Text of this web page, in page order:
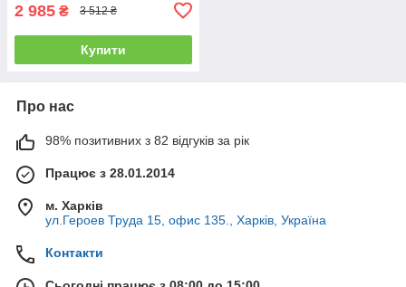
2 985 ₴ 3 512 ₴
Купити
Про нас
98% позитивних з 82 відгуків за рік
Працює з 28.01.2014
м. Харків
ул.Героев Труда 15, офис 135., Харків, Україна
Контакти